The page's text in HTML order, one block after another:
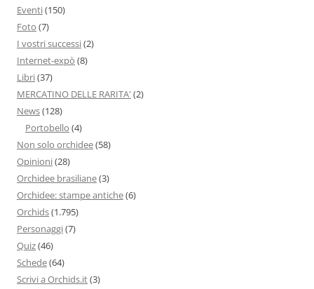
Eventi(150)
Foto (7)
I vostri successi(2)
Internet-expò (8)
Libri(37)
MERCATINO DELLE RARITA' (2)
News(128)
Portobello (4)
Non solo orchidee(58)
Opinioni(28)
Orchidee brasiliane(3)
Orchidee: stampe antiche(6)
Orchids(1.795)
Personaggi(7)
Quiz(46)
Schede(64)
Scrivi a Orchids.it(3)